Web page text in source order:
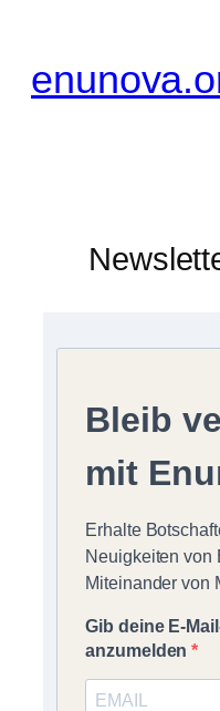
springen
Bleib
mit
Erhalte
Neuigkeiten von
Miteinander von
Gib deine E-
anzumelden